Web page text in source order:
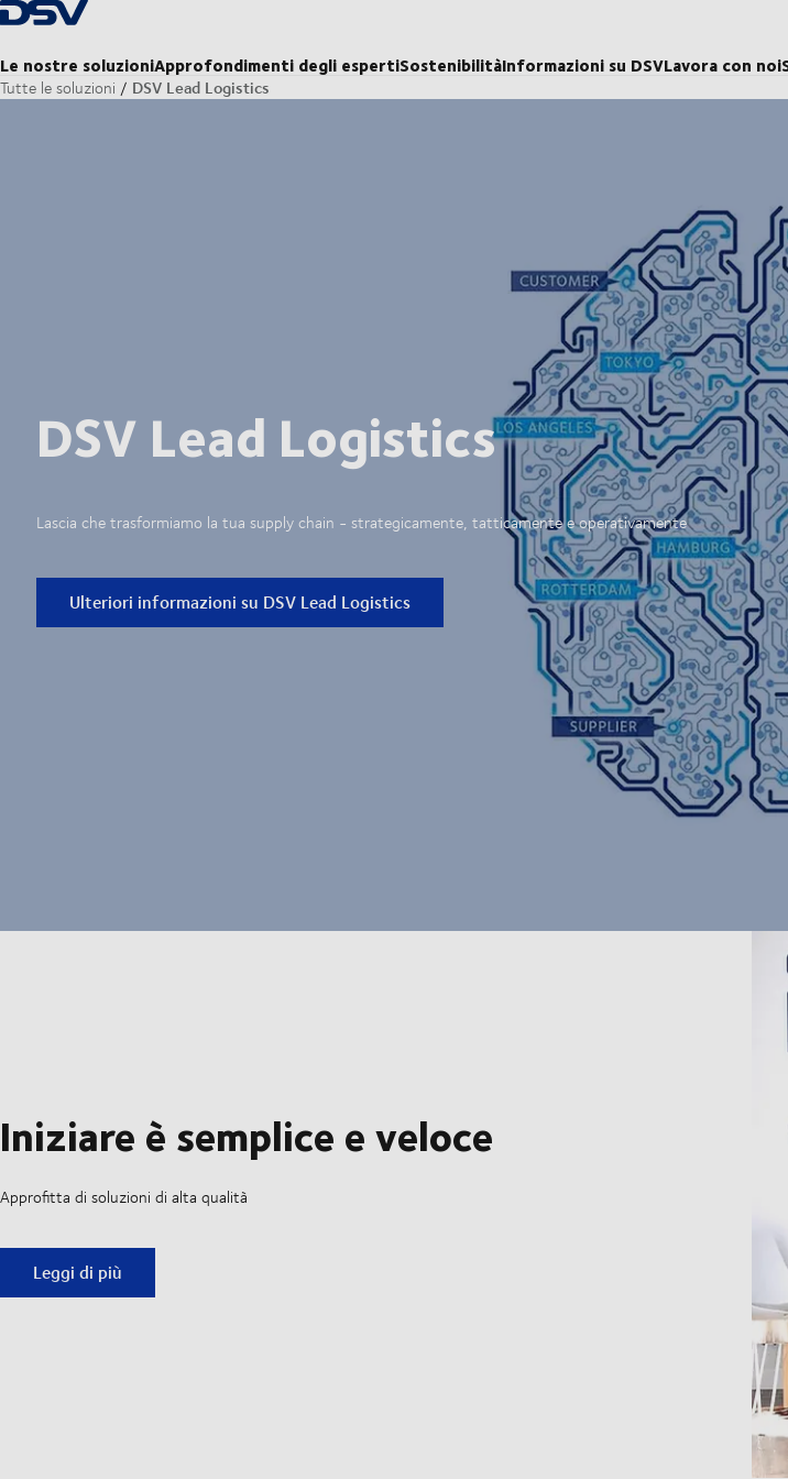
Torna alla pagina iniziale
Le nostre soluzioniApprofondimenti degli espertiSostenibilitàInformazioni su DSVLavora con noi
Tutte le soluzioni DSV Lead Logistics
DSV Lead Logistics
Lascia che trasformiamo la tua supply chain - strategicamente, tatticamente e operativamente
Ulteriori informazioni su DSV Lead Logistics
Iniziare è semplice e veloce
Approfitta di soluzioni di alta qualità
Iniziare è semplice e veloce
Leggi di più